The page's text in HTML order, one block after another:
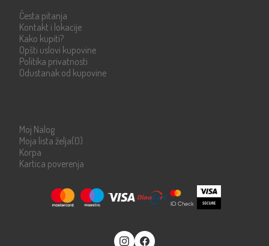
Česta pitanja
Kontakt i lokacije
Kako kupiti?
Opšti uslovi kupovine
Politika privatnosti
Odustanak od kupovine
Moj Nalog
Moja lista želja(0)
Korpa
Kartica poverenja